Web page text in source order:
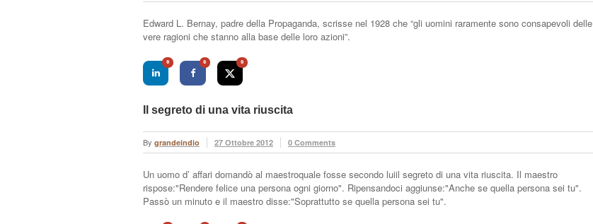
Edward L. Bernay, padre della Propaganda, scrisse nel 1928 che “gli uomini raramente sono consapevoli delle
vere ragioni che stanno alla base delle loro azioni”.
0 0 0
Il segreto di una vita riuscita
By grandeindio 27 Ottobre 2012 0 Comments
Un uomo d’ affari domandò al maestroquale fosse secondo luiil segreto di una vita riuscita. Il maestro
rispose:"Rendere felice una persona ogni giorno". Ripensandoci aggiunse:"Anche se quella persona sei tu".
Passò un minuto e il maestro disse:"Soprattutto se quella persona sei tu".